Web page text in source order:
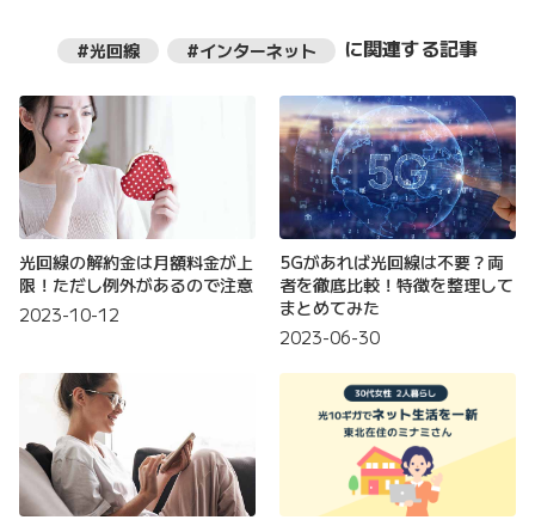
#光回線 #インターネット に関連する記事
光回線の解約金は月額料金が上
限！ただし例外があるので注意
2023-10-12
5Gがあれば光回線は不要？両
者を徹底比較！特徴を整理して
まとめてみた
2023-06-30